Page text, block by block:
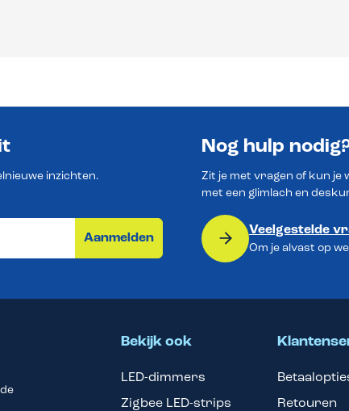
inzichten.
Aanmelden
Nog hulp
Zit je met vragen of kun je
met een glimlach en
Veelgestelde
Om je alvast op
Bekijk ook
LED-dimmers
Zigbee LED-strips
Retouren